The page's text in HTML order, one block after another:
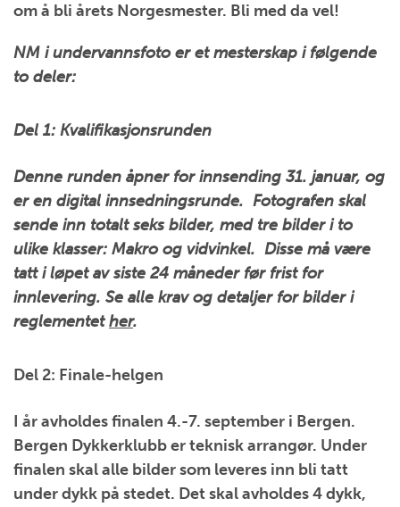
om å bli årets Norgesmester. Bli med da vel!
NM i undervannsfoto er et mesterskap i følgende
to deler:
Del 1: Kvalifikasjonsrunden
Denne runden åpner for innsending 31. januar, og
er en digital innsedningsrunde. Fotografen skal
sende inn totalt seks bilder, med tre bilder i to
ulike klasser: Makro og vidvinkel. Disse må være
tatt i løpet av siste 24 måneder før frist for
innlevering. Se alle krav og detaljer for bilder i
reglementether.
Del 2: Finale-helgen
I år avholdes finalen 4.-7. september i Bergen.
Bergen Dykkerklubb er teknisk arrangør. Under
finalen skal alle bilder som leveres inn bli tatt
under dykk på stedet. Det skal avholdes 4 dykk,